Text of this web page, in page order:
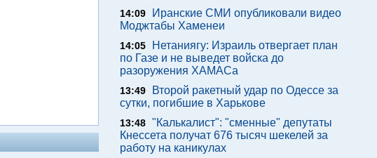
14:09
Иранские СМИ опубликовали видео
Моджтабы Хаменеи
14:05
Нетаниягу: Израиль отвергает план
по Газе и не выведет войска до
разоружения ХАМАСа
13:49
Второй ракетный удар по Одессе за
сутки, погибшие в Харькове
13:48 "Калькалист": "сменные" депутаты
Кнессета получат 676 тысяч шекелей за
работу на каникулах